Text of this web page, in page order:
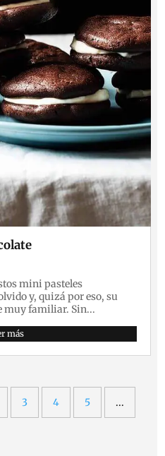
mini pasteles
y, quizá por eso, su
muy familiar. Sin...
más
3 4 5 ...